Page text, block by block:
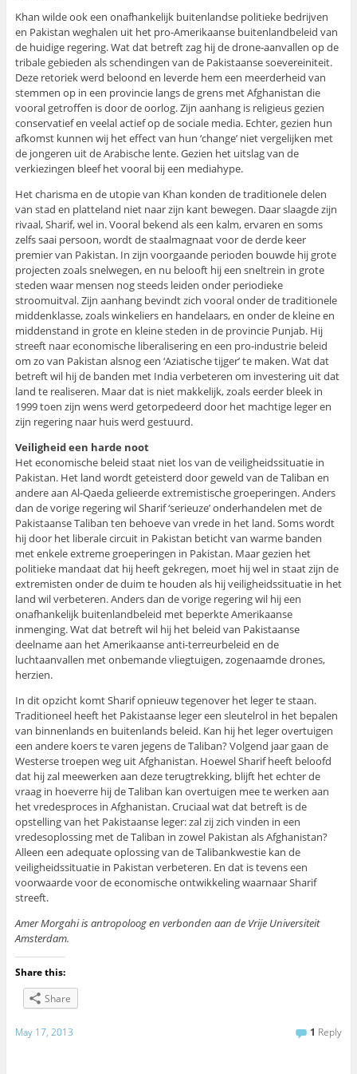
Khan wilde ook een onafhankelijk buitenlandse politieke bedrijven
en Pakistan weghalen uit het pro-Amerikaanse buitenlandbeleid van
de huidige regering. Wat dat betreft zag hij de drone-aanvallen op de
tribale gebieden als schendingen van de Pakistaanse soevereiniteit.
Deze retoriek werd beloond en leverde hem een meerderheid van
stemmen op in een provincie langs de grens met Afghanistan die
vooral getroffen is door de oorlog. Zijn aanhang is religieus gezien
conservatief en veelal actief op de sociale media. Echter, gezien hun
afkomst kunnen wij het effect van hun ‘change’ niet vergelijken met
de jongeren uit de Arabische lente. Gezien het uitslag van de
verkiezingen bleef het vooral bij een mediahype.
Het charisma en de utopie van Khan konden de traditionele delen
van stad en platteland niet naar zijn kant bewegen. Daar slaagde zijn
rivaal, Sharif, wel in. Vooral bekend als een kalm, ervaren en soms
zelfs saai persoon, wordt de staalmagnaat voor de derde keer
premier van Pakistan. In zijn voorgaande perioden bouwde hij grote
projecten zoals snelwegen, en nu belooft hij een sneltrein in grote
steden waar mensen nog steeds leiden onder periodieke
stroomuitval. Zijn aanhang bevindt zich vooral onder de traditionele
middenklasse, zoals winkeliers en handelaars, en onder de kleine en
middenstand in grote en kleine steden in de provincie Punjab. Hij
streeft naar economische liberalisering en een pro-industrie beleid
om zo van Pakistan alsnog een ‘Aziatische tijger’ te maken. Wat dat
betreft wil hij de banden met India verbeteren om investering uit dat
land te realiseren. Maar dat is niet makkelijk, zoals eerder bleek in
1999 toen zijn wens werd getorpedeerd door het machtige leger en
zijn regering naar huis werd gestuurd.
Veiligheid een harde noot
Het economische beleid staat niet los van de veiligheidssituatie in
Pakistan. Het land wordt geteisterd door geweld van de Taliban en
andere aan Al-Qaeda gelieerde extremistische groeperingen. Anders
dan de vorige regering wil Sharif ‘serieuze’ onderhandelen met de
Pakistaanse Taliban ten behoeve van vrede in het land. Soms wordt
hij door het liberale circuit in Pakistan beticht van warme banden
met enkele extreme groeperingen in Pakistan. Maar gezien het
politieke mandaat dat hij heeft gekregen, moet hij wel in staat zijn de
extremisten onder de duim te houden als hij veiligheidssituatie in het
land wil verbeteren. Anders dan de vorige regering wil hij een
onafhankelijk buitenlandbeleid met beperkte Amerikaanse
inmenging. Wat dat betreft wil hij het beleid van Pakistaanse
deelname aan het Amerikaanse anti-terreurbeleid en de
luchtaanvallen met onbemande vliegtuigen, zogenaamde drones,
herzien.
In dit opzicht komt Sharif opnieuw tegenover het leger te staan.
Traditioneel heeft het Pakistaanse leger een sleutelrol in het bepalen
van binnenlands en buitenlands beleid. Kan hij het leger overtuigen
een andere koers te varen jegens de Taliban? Volgend jaar gaan de
Westerse troepen weg uit Afghanistan. Hoewel Sharif heeft beloofd
dat hij zal meewerken aan deze terugtrekking, blijft het echter de
vraag in hoeverre hij de Taliban kan overtuigen mee te werken aan
het vredesproces in Afghanistan. Cruciaal wat dat betreft is de
opstelling van het Pakistaanse leger: zal zij zich vinden in een
vredesoplossing met de Taliban in zowel Pakistan als Afghanistan?
Alleen een adequate oplossing van de Talibankwestie kan de
veiligheidssituatie in Pakistan verbeteren. En dat is tevens een
voorwaarde voor de economische ontwikkeling waarnaar Sharif
streeft.
Amer Morgahi is antropoloog en verbonden aan de Vrije Universiteit
Amsterdam.
Share this:
Share
May 17, 2013 1 Reply